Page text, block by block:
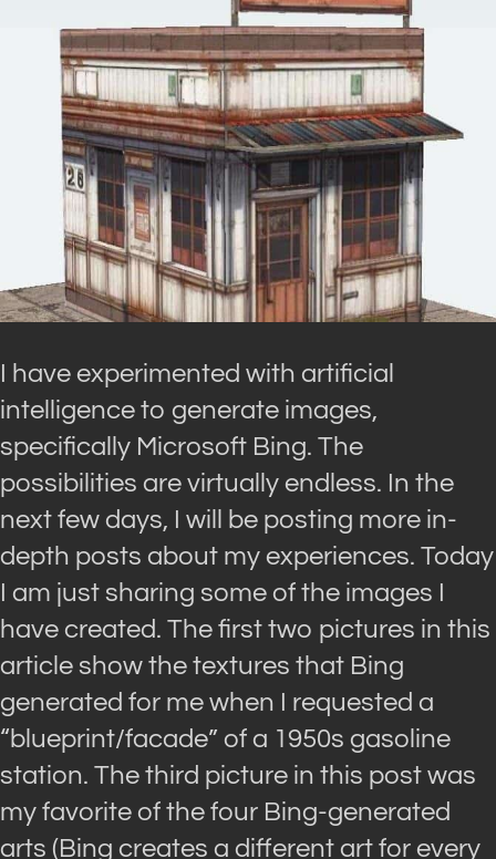
I have experimented with artificial
intelligence to generate images,
specifically Microsoft Bing. The
possibilities are virtually endless. In the
next few days, I will be posting more in-
depth posts about my experiences. Today
I am just sharing some of the images I
have created. The first two pictures in this
article show the textures that Bing
generated for me when I requested a
“blueprint/facade” of a 1950s gasoline
station. The third picture in this post was
my favorite of the four Bing-generated
arts (Bing creates a different art for every